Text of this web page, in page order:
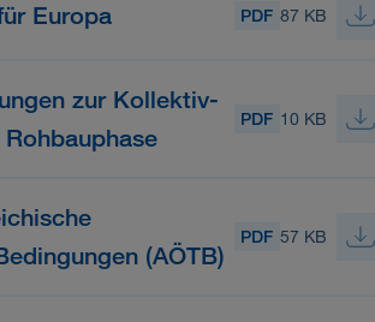
Europa PDF 87 KB
zur Kollektiv-
PDF 10 KB
(AÖTB)
PDF 57 KB